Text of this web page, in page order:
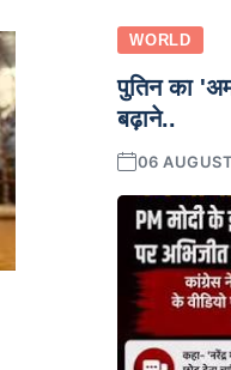
WORLD
पुतिन का
बढ़ाने..
06